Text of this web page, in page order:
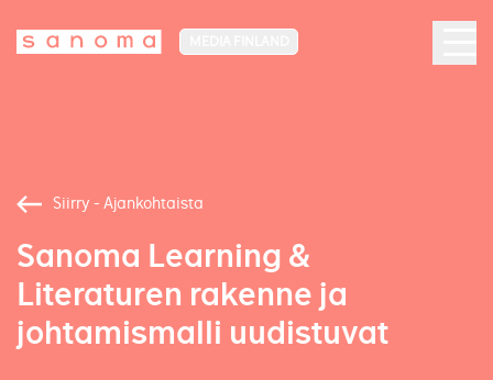
Siirry - Ajankohtaista
Sanoma Learning &
Literaturen rakenne ja
johtamismalli uudistuvat